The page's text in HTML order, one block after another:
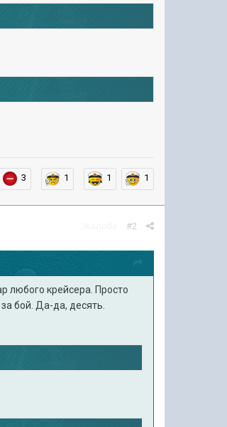
3 1 1 1
#2
любого крейсера. Просто
бой. Да-да, десять.